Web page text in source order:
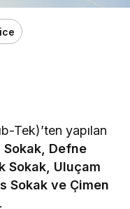
Tek)’ten yapılan
Sokak, Defne
Sokak, Uluçam
Sokak ve Çimen